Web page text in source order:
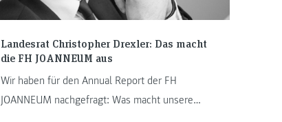
Landesrat Christopher Drexler: Das macht
die FH JOANNEUM aus
Wir haben für den Annual Report der FH
JOANNEUM nachgefragt: Was macht unsere